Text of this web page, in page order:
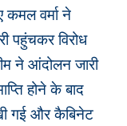
कमल वर्मा ने
पहुंचकर विरोध
ने आंदोलन जारी
होने के बाद
गई और कैबिनेट